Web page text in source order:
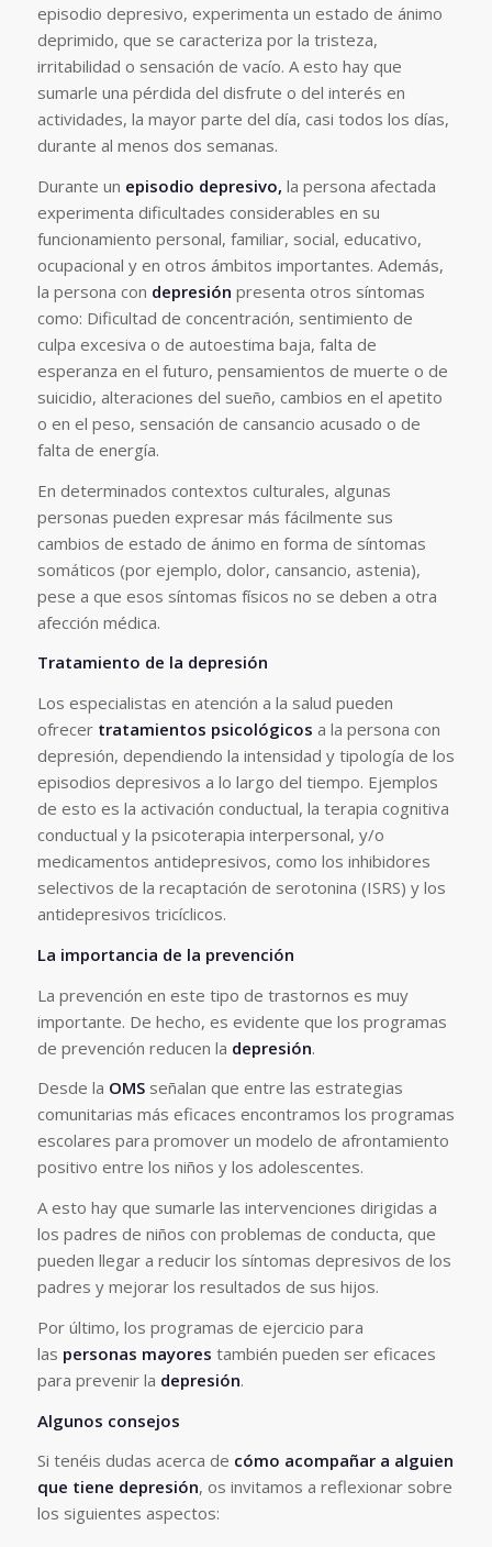
episodio depresivo, experimenta un estado de ánimo
deprimido, que se caracteriza por la tristeza,
irritabilidad o sensación de vacío. A esto hay que
sumarle una pérdida del disfrute o del interés en
actividades, la mayor parte del día, casi todos los días,
durante al menos dos semanas.
Durante un episodio depresivo, la persona afectada
experimenta dificultades considerables en su
funcionamiento personal, familiar, social, educativo,
ocupacional y en otros ámbitos importantes. Además,
la persona con depresión presenta otros síntomas
como: Dificultad de concentración, sentimiento de
culpa excesiva o de autoestima baja, falta de
esperanza en el futuro, pensamientos de muerte o de
suicidio, alteraciones del sueño, cambios en el apetito
o en el peso, sensación de cansancio acusado o de
falta de energía.
En determinados contextos culturales, algunas
personas pueden expresar más fácilmente sus
cambios de estado de ánimo en forma de síntomas
somáticos (por ejemplo, dolor, cansancio, astenia),
pese a que esos síntomas físicos no se deben a otra
afección médica.
Tratamiento de la depresión
Los especialistas en atención a la salud pueden
ofrecer tratamientos psicológicos a la persona con
depresión, dependiendo la intensidad y tipología de los
episodios depresivos a lo largo del tiempo. Ejemplos
de esto es la activación conductual, la terapia cognitiva
conductual y la psicoterapia interpersonal, y/o
medicamentos antidepresivos, como los inhibidores
selectivos de la recaptación de serotonina (ISRS) y los
antidepresivos tricíclicos.
La importancia de la prevención
La prevención en este tipo de trastornos es muy
importante. De hecho, es evidente que los programas
de prevención reducen la depresión.
Desde la OMSseñalan que entre las estrategias
comunitarias más eficaces encontramos los programas
escolares para promover un modelo de afrontamiento
positivo entre los niños y los adolescentes.
A esto hay que sumarle las intervenciones dirigidas a
los padres de niños con problemas de conducta, que
pueden llegar a reducir los síntomas depresivos de los
padres y mejorar los resultados de sus hijos.
Por último, los programas de ejercicio para
las personas mayores también pueden ser eficaces
para prevenir la depresión.
Algunos consejos
Si tenéis dudas acerca de cómo acompañar a alguien
que tiene depresión, os invitamos a reflexionar sobre
los siguientes aspectos: